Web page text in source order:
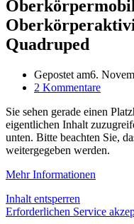
Quadruped
Gepostet am6.
2 Kommentare
Sie sehen gerade einen
eigentlichen Inhalt
unten. Bitte beachten Sie,
weitergegeben werden.
Mehr Informationen
Inhalt entsperren
Erforderlichen Service